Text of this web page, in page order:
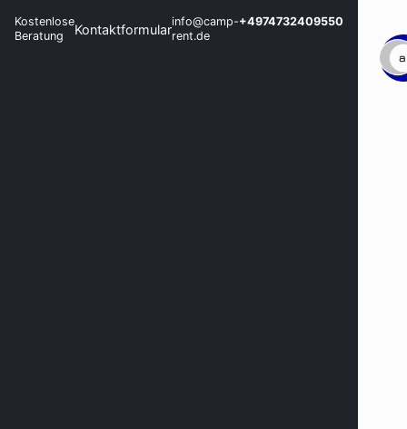
Kostenlose
Beratung
Kontaktformularinfo@camp-
rent.de
+4974732409550